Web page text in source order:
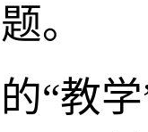
。
“教